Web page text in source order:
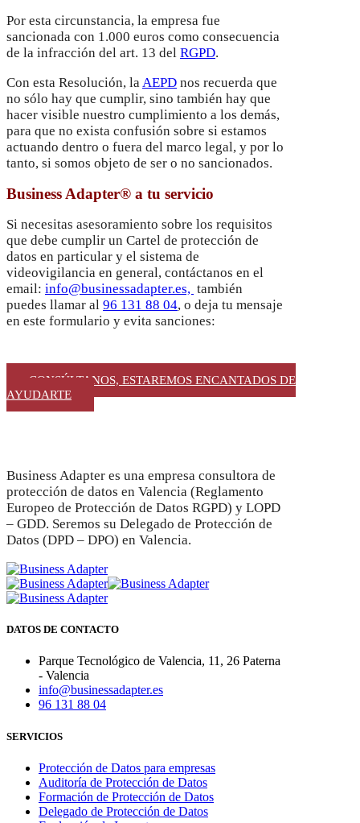
Por esta circunstancia, la empresa fue
sancionada con 1.000 euros como consecuencia
de la infracción del art. 13 del RGPD.
Con esta Resolución, laAEPD nos recuerda que
no sólo hay que cumplir, sino también hay que
hacer visible nuestro cumplimiento a los demás,
para que no exista confusión sobre si estamos
actuando dentro o fuera del marco legal, y por lo
tanto, si somos objeto de ser o no sancionados.
Business Adapter® a tu servicio
Si necesitas asesoramiento sobre los requisitos
que debe cumplir un Cartel de protección de
datos en particular y el sistema de
videovigilancia en general, contáctanos en el
email: info@businessadapter.es, también
puedes llamar al 96 131 88 04, o deja tu mensaje
en este formulario y evita sanciones:
CONSÚLTANOS, ESTAREMOS ENCANTADOS DE
AYUDARTE
Business Adapter es una empresa consultora de
protección de datos en Valencia (Reglamento
Europeo de Protección de Datos RGPD) y LOPD
– GDD. Seremos su Delegado de Protección de
Datos (DPD – DPO) en Valencia.
DATOS DE CONTACTO
Parque Tecnológico de Valencia, 11, 26 Paterna
- Valencia
info@businessadapter.es
96 131 88 04
SERVICIOS
Protección de Datos para empresas
Auditoría de Protección de Datos
Formación de Protección de Datos
Delegado de Protección de Datos